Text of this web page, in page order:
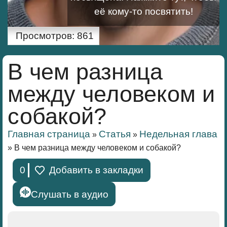
её кому-то посвятить!
Просмотров: 861
В чем разница
между человеком и
собакой?
Главная страница » Статья » Недельная глава
» В чем разница между человеком и собакой?
0 Добавить в закладки
Слушать в аудио